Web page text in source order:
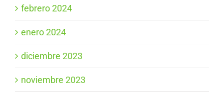
febrero 2024
enero 2024
diciembre 2023
noviembre 2023